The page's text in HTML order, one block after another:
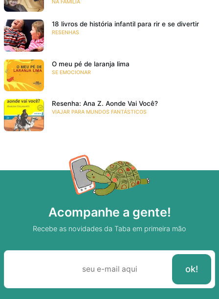
NA FAMÍLIA
18 livros de história infantil para rir e se divertir
RESENHAS
O meu pé de laranja lima
SE EMOCIONAR
Resenha: Ana Z. Aonde Vai Você?
VIAJAR PARA MUNDOS FANTÁSTICOS
Acompanhe a gente!
Recebe as novidades da Taba em primeira mão